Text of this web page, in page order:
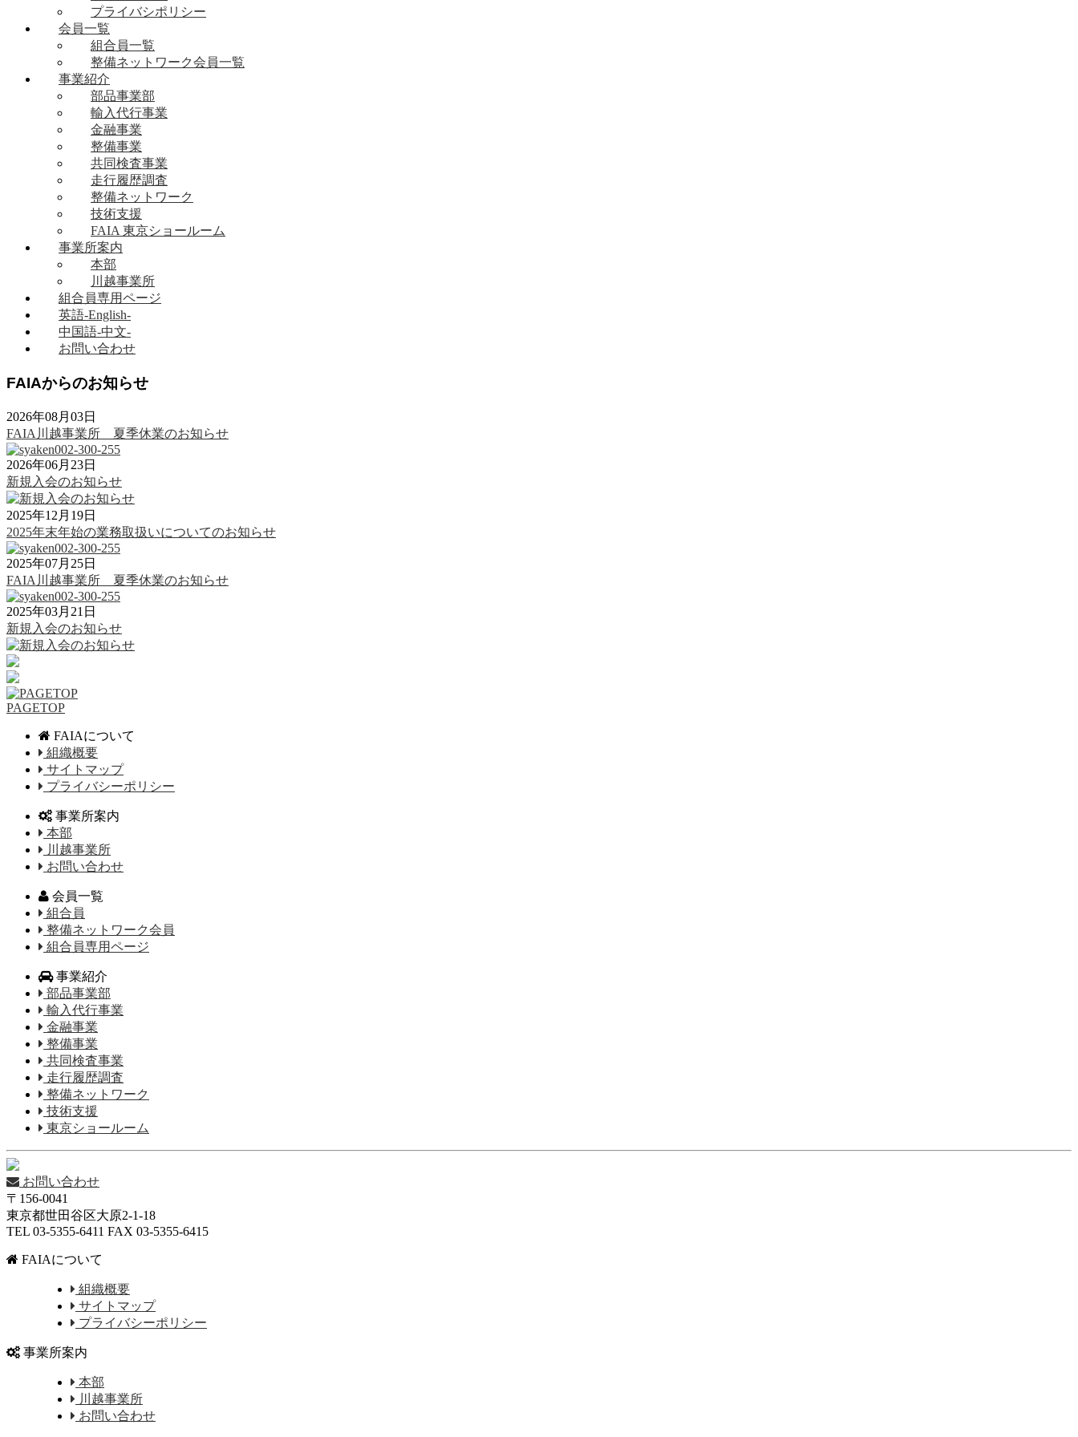
プライバシポリシー
会員一覧
組合員一覧
整備ネットワーク会員一覧
事業紹介
部品事業部
輸入代行事業
金融事業
整備事業
共同検査事業
走行履歴調査
整備ネットワーク
技術支援
FAIA 東京ショールーム
事業所案内
本部
川越事業所
組合員専用ページ
英語-English-
中国語-中文-
お問い合わせ
FAIAからのお知らせ
2026年08月03日
FAIA川越事業所 夏季休業のお知らせ
2026年06月23日
新規入会のお知らせ
2025年12月19日
2025年末年始の業務取扱いについてのお知らせ
2025年07月25日
FAIA川越事業所 夏季休業のお知らせ
2025年03月21日
新規入会のお知らせ
PAGETOP
FAIAについて
組織概要
サイトマップ
プライバシーポリシー
事業所案内
本部
川越事業所
お問い合わせ
会員一覧
組合員
整備ネットワーク会員
組合員専用ページ
事業紹介
部品事業部
輸入代行事業
金融事業
整備事業
共同検査事業
走行履歴調査
整備ネットワーク
技術支援
東京ショールーム
お問い合わせ
〒156-0041
東京都世田谷区大原2-1-18
TEL 03-5355-6411 FAX 03-5355-6415
FAIAについて
組織概要
サイトマップ
プライバシーポリシー
事業所案内
本部
川越事業所
お問い合わせ